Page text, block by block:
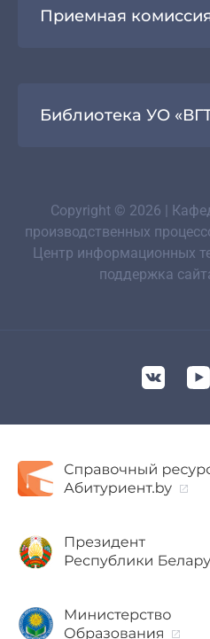
Приемная
Библиотека УО
Copyright © 2026 |
производственных
Центр информационных
поддержка